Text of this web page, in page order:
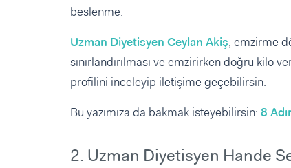
beslenme.
Uzman Diyetisyen Ceylan Akiş, emzirme
sınırlandırılması ve emzirirken doğru kilo
profilini inceleyip iletişime geçebilirsin.
Bu yazımıza da bakmak isteyebilirsin: 8
2. Uzman Diyetisyen Hande